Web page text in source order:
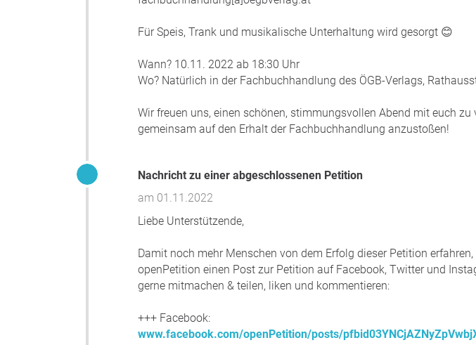
Für Speis, Trank und musikalische Unterhaltung wird gesorgt 😊
Wann? 10.11. 2022 ab 18:30 Uhr
Wo? Natürlich in der Fachbuchhandlung des ÖGB-Verlags,
Wir freuen uns, einen schönen, stimmungsvollen Abend mit euch zu
gemeinsam auf den Erhalt der Fachbuchhandlung anzustoßen!
Nachricht zu einer abgeschlossenen Petition
am 01.11.2022
Liebe Unterstützende,
Damit noch mehr Menschen von dem Erfolg dieser Petition
openPetition einen Post zur Petition auf Facebook, Twitter und
gerne mitmachen & teilen, liken und kommentieren:
+++ Facebook:
www.facebook.com/openPetition/posts/